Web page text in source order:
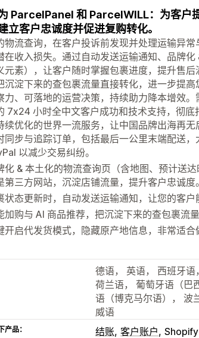
ParcelPanel 和 ParcelWILL：为客户
立客户忠诚度并促进复购转化。
物流查询，在客户投诉前发现并处理运输异
在收入损失。通过自动发送运输通知、品牌
元素），让客户随时掌握包裹进度，提升售
沉淀下来的查包裹流量直接转化，进一步提
力、可落地的运营决策，持续助力降本增效
7x24 小时全中文客户成功和技术支持，彻
续优化的世界一流服务，让中国品牌出海再无
同步与追踪订单，包括最后一公里末端配送
以减少交易纠纷。
化 & 本土化的物流查询页（含地图、预计送
第三方网站，沉淀店铺流量，提升客户忠诚度。
状态更新时，自动发送运输通知，让您的客户
加购与 AI 商品推荐，把沉淀下来的查包裹流
开启代发货模式，隐藏原产地信息，非常适合
德语， 英语， 西班牙语
荷兰语， 葡萄牙语（巴
语（博克马尔语）， 波
威语
产品： 结账 客户账户